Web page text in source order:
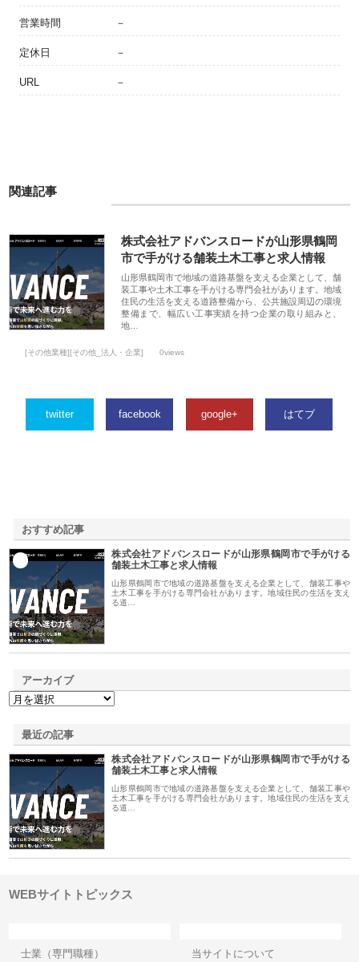
営業時間 －
定休日 －
URL －
関連記事
株式会社アドバンスロードが山形県鶴岡
市で手がける舗装土木工事と求人情報
山形県鶴岡市で地域の道路基盤を支える企業として、舗
装工事や土木工事を手がける専門会社があります。地域
住民の生活を支える道路整備から、公共施設周辺の環境
整備まで、幅広い工事実績を持つ企業の取り組みと、
地…
[その他業種][その他_法人・企業] 0views
twitter facebook google+ はてブ
おすすめ記事
株式会社アドバンスロードが山形県鶴岡市で手がける
舗装土木工事と求人情報
山形県鶴岡市で地域の道路基盤を支える企業として、舗装工事や
土木工事を手がける専門会社があります。地域住民の生活を支え
る道…
アーカイブ
最近の記事
株式会社アドバンスロードが山形県鶴岡市で手がける
舗装土木工事と求人情報
山形県鶴岡市で地域の道路基盤を支える企業として、舗装工事や
土木工事を手がける専門会社があります。地域住民の生活を支え
る道…
WEBサイトトピックス
士業（専門職種）
当サイトについて